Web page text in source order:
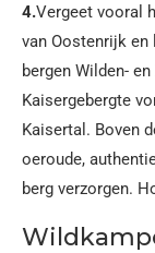
4.Vergeet vooral
van Oostenrijk en
bergen Wilden-
Kaisergebergte
Kaisertal. Boven
oeroude,
berg verzorgen.